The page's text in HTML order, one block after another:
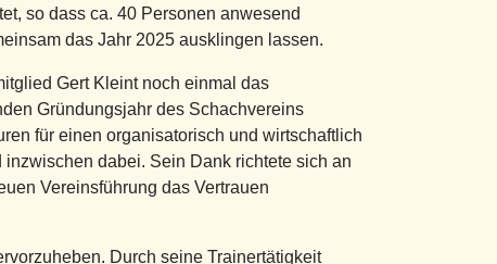
so dass ca. 40 Personen anwesend
das Jahr 2025 ausklingen lassen.
Gert Kleint noch einmal das
Gründungsjahr des Schachvereins
für einen organisatorisch und wirtschaftlich
dabei. Sein Dank richtete sich an
Vereinsführung das Vertrauen
Durch seine Trainertätigkeit